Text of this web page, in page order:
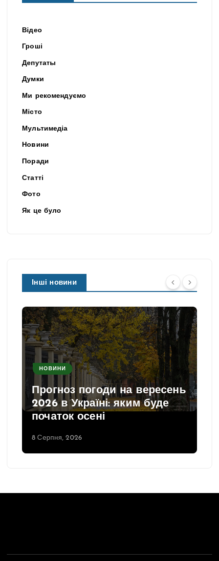
Відео
Гроші
Депутаты
Думки
Ми рекомендуємо
Місто
Мультимедіа
Новини
Поради
Статті
Фото
Як це було
Інші новини
НОВИНИ
Прогноз погоди на вересень
2026 в Україні: яким буде
початок осені
8 Серпня, 2026